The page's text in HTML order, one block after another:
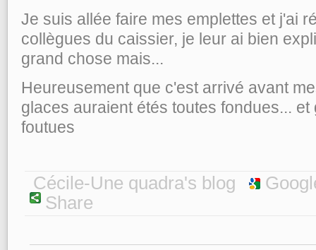
Je suis allée faire mes emplettes et j'ai
collègues du caissier, je leur ai bien
grand chose mais...
Heureusement que c'est arrivé avant
glaces auraient étés toutes fondues...
foutues
Cécile-Une quadra's blog
Share